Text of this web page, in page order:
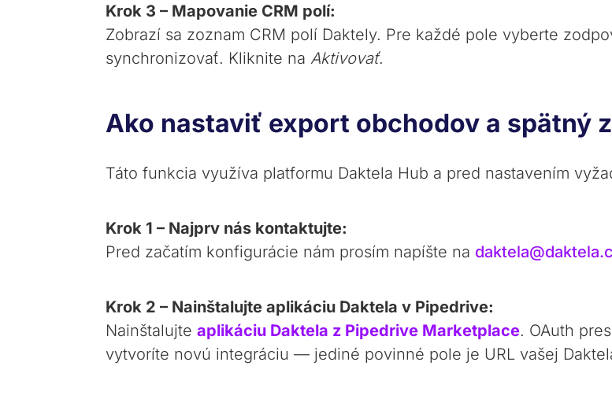
Krok 3 – Mapovanie CRM polí:
Zobrazí sa zoznam CRM polí Daktely. Pre každé pole vyberte
synchronizovať. Kliknite naAktivovať.
Ako nastaviť export obchodov a spätný
Táto funkcia využíva platformu Daktela Hub a pred nastavením
Krok 1 – Najprv nás kontaktujte:
Pred začatím konfigurácie nám prosím napíšte na
Krok 2 – Nainštalujte aplikáciu Daktela v Pipedrive:
Nainštalujteaplikáciu Daktela z Pipedrive Marketplace. OAuth
vytvoríte novú integráciu — jediné povinné pole je URL vašej